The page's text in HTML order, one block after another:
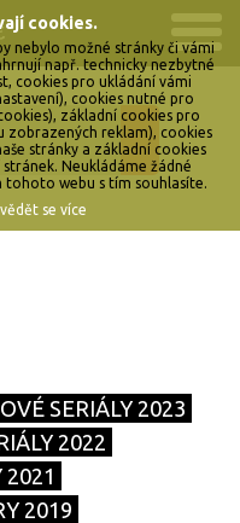
SERIÁLY 2023
2022
2021
2019
cookies.
nebylo možné stránky či vámi
např. technicky nezbytné
cookies pro ukládání vámi
cookies nutné pro
základní cookies pro
zobrazených reklam), cookies
stránky a základní cookies
Neukládáme žádné
tohoto webu s tím souhlasíte.
se více